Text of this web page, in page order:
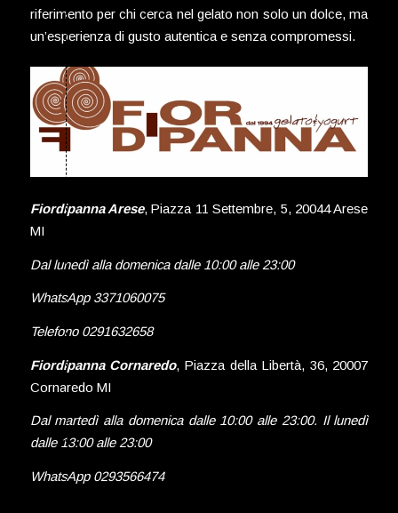
riferimento per chi cerca nel gelato non solo un dolce, ma
un’esperienza di gusto autentica e senza compromessi.
Fiordipanna Arese, Piazza 11 Settembre, 5, 20044 Arese
MI
Dal lunedì alla domenica dalle 10:00 alle 23:00
WhatsApp 3371060075
Telefono 0291632658
Fiordipanna Cornaredo, Piazza della Libertà, 36, 20007
Cornaredo MI
Dal martedì alla domenica dalle 10:00 alle 23:00. Il lunedì
dalle 13:00 alle 23:00
WhatsApp 0293566474